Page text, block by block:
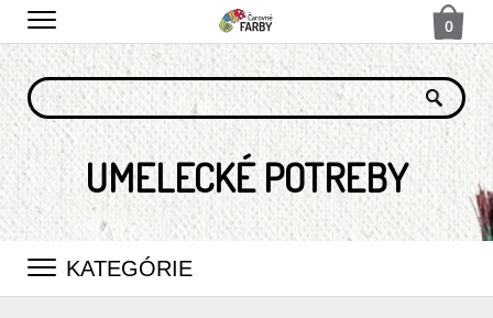
0
UMELECKÉ POTREBY
KATEGÓRIE